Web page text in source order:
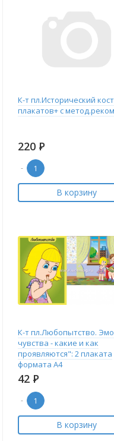
К-т пл.Исторический
плакатов+ с
220 Р
-
В корзину
К-т пл.Любопытство.
чувства - какие и как
проявляются": 2 плаката
формата А4
42 Р
-
В корзину